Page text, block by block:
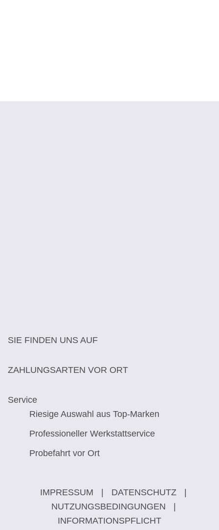
SIE FINDEN UNS AUF
ZAHLUNGSARTEN VOR ORT
Service
Riesige Auswahl aus Top-Marken
Professioneller Werkstattservice
Probefahrt vor Ort
IMPRESSUM DATENSCHUTZ
NUTZUNGSBEDINGUNGEN
INFORMATIONSPFLICHT